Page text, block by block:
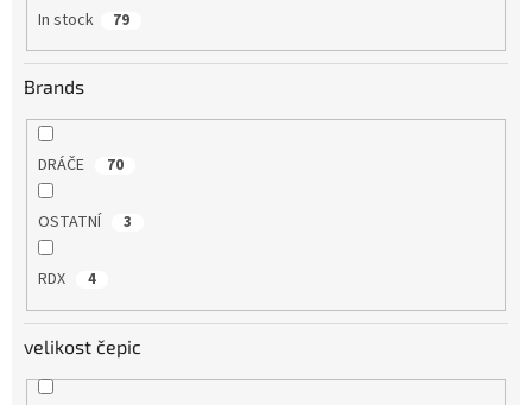
In stock 79
Brands
DRÁČE 70
OSTATNÍ 3
RDX 4
velikost čepic